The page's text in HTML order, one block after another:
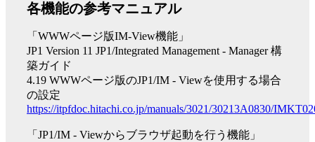
各機能の参考マニュアル
「WWWページ版IM-View機能」
JP1 Version 11 JP1/Integrated Management - Manager 構
築ガイド
4.19 WWWページ版のJP1/IM - Viewを使用する場合
の設定
https://itpfdoc.hitachi.co.jp/manuals/3021/30213A0830/
「JP1/IM - Viewからブラウザ起動を行う機能」